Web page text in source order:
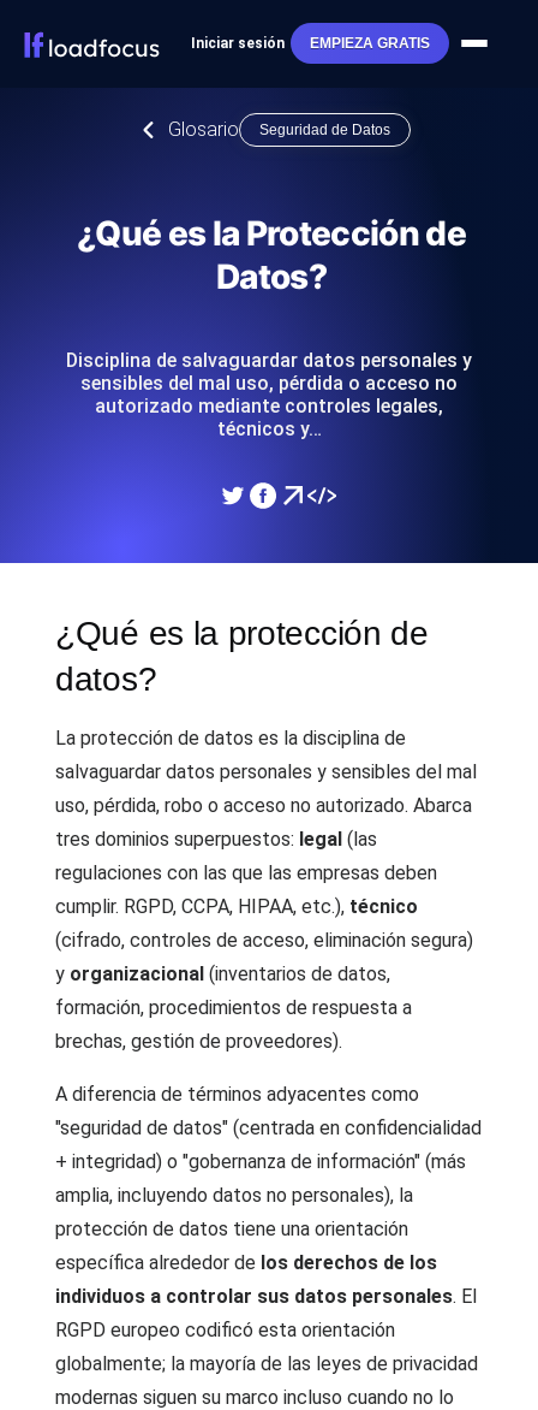
Iniciar sesión EMPIEZA GRATIS
Glosario Seguridad de Datos
¿Qué es la Protección de
Datos?
Disciplina de salvaguardar datos personales y
sensibles del mal uso, pérdida o acceso no
autorizado mediante controles legales,
técnicos y…
¿Qué es la protección de
datos?
La protección de datos es la disciplina de
salvaguardar datos personales y sensibles del mal
uso, pérdida, robo o acceso no autorizado. Abarca
tres dominios superpuestos: legal (las
regulaciones con las que las empresas deben
cumplir. RGPD, CCPA, HIPAA, etc.), técnico
(cifrado, controles de acceso, eliminación segura)
y organizacional (inventarios de datos,
formación, procedimientos de respuesta a
brechas, gestión de proveedores).
A diferencia de términos adyacentes como
"seguridad de datos" (centrada en confidencialidad
+ integridad) o "gobernanza de información" (más
amplia, incluyendo datos no personales), la
protección de datos tiene una orientación
específica alrededor de los derechos de los
individuos a controlar sus datos personales. El
RGPD europeo codificó esta orientación
globalmente; la mayoría de las leyes de privacidad
modernas siguen su marco incluso cuando no lo